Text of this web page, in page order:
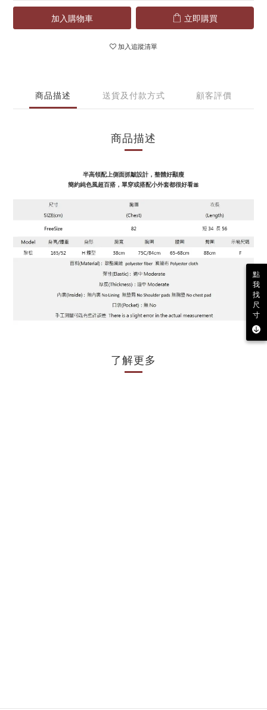
加入購物車 立即購買
加入追蹤清單
商品描述 送貨及付款方式 顧客評價
商品描述
半高領配上側面抓皺設計，整體好顯瘦
簡約純色風超百搭，單穿或搭配小外套都很好看🎀
了解更多
點
我
找
尺
寸